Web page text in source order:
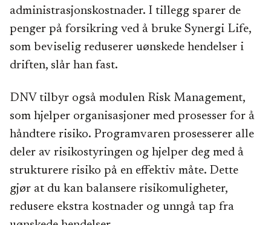
administrasjonskostnader. I tillegg sparer de
penger på forsikring ved å bruke Synergi Life,
som beviselig reduserer uønskede hendelser i
driften, slår han fast.
DNV tilbyr også modulen Risk Management,
som hjelper organisasjoner med prosesser for å
håndtere risiko. Programvaren prosesserer alle
deler av risikostyringen og hjelper deg med å
strukturere risiko på en effektiv måte. Dette
gjør at du kan balansere risikomuligheter,
redusere ekstra kostnader og unngå tap fra